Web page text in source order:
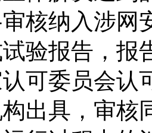
核纳入涉网
验报告，报
可委员会认
出具，审核